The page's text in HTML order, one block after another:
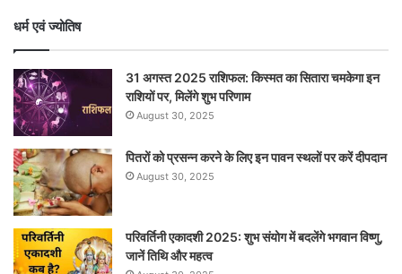
धर्म एवं ज्योतिष
31 अगस्त 2025 राशिफल: किस्मत का सितारा चमकेगा इन
राशियों पर, मिलेंगे शुभ परिणाम
August 30, 2025
पितरों को प्रसन्न करने के लिए इन पावन स्थलों पर करें दीपदान
August 30, 2025
परिवर्तिनी एकादशी 2025: शुभ संयोग में बदलेंगे भगवान विष्णु,
जानें तिथि और महत्व